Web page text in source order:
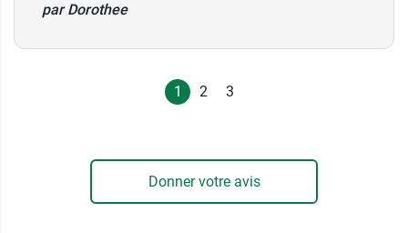
par Dorothee
1 2 3
Donner votre avis